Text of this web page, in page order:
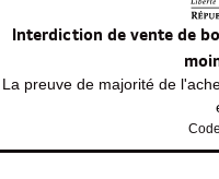
Interdiction de vente de
La preuve de majorité de